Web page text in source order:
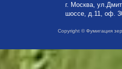
г. Москва,
шоссе, д.11, оф.
Copyright © Фумигация